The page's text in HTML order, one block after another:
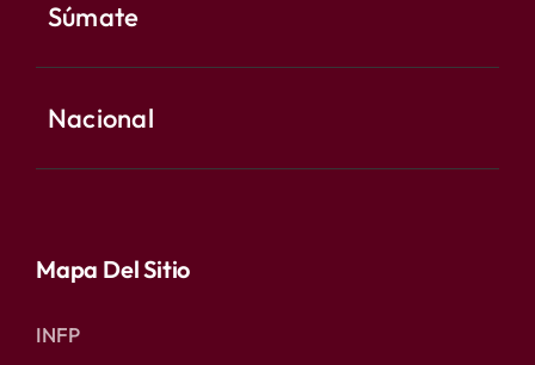
Súmate
Nacional
Mapa Del Sitio
INFP